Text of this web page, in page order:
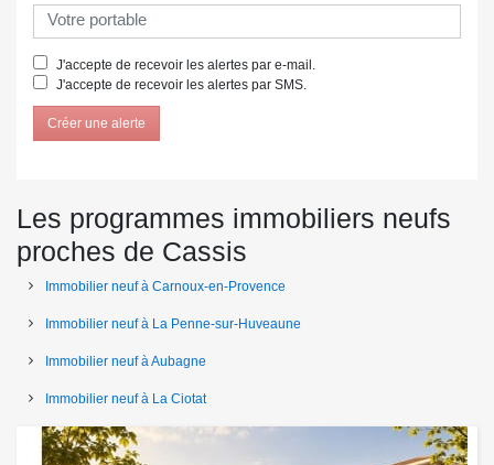
J'accepte de recevoir les alertes par e-mail.
J'accepte de recevoir les alertes par SMS.
Créer une alerte
Les programmes immobiliers neufs
proches de Cassis
Immobilier neuf à Carnoux-en-Provence
Immobilier neuf à La Penne-sur-Huveaune
Immobilier neuf à Aubagne
Immobilier neuf à La Ciotat